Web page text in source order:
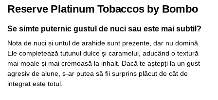
Reserve Platinum Tobaccos by Bombo
Se simte puternic gustul de nuci sau este mai subtil?
Nota de nuci și untul de arahide sunt prezente, dar nu domină.
Ele completează tutunul dulce și caramelul, aducând o textură
mai moale și mai cremoasă la inhalt. Dacă te aștepți la un gust
agresiv de alune, s-ar putea să fii surprins plăcut de cât de
integrat este totul.